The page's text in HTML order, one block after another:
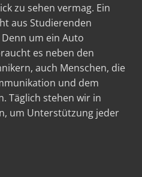
zu sehen vermag. Ein
aus Studierenden
um ein Auto
es neben den
auch Menschen, die
und dem
Täglich stehen wir in
um Unterstützung jeder